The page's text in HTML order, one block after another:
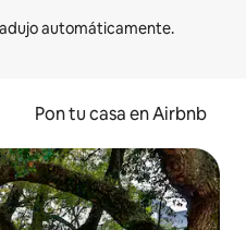
Pon tu casa en Airbnb